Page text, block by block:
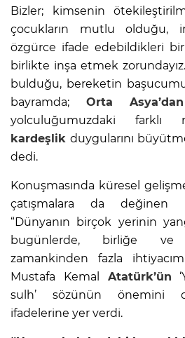
Bizler; kimsenin
çocukların mutlu olduğu,
özgürce ifade edebildikleri
birlikte inşa etmek
bulduğu, bereketin
bayramda; Orta Asya’dan
yolculuğumuzdaki farklı
kardeşlik duygularını
dedi.
Konuşmasında küresel
çatışmalara da değinen
“Dünyanın birçok yerinin
bugünlerde, birliğe ve
zamankinden fazla
Mustafa Kemal Atatürk’ün
sulh’ sözünün önemini
ifadelerine yer verdi.